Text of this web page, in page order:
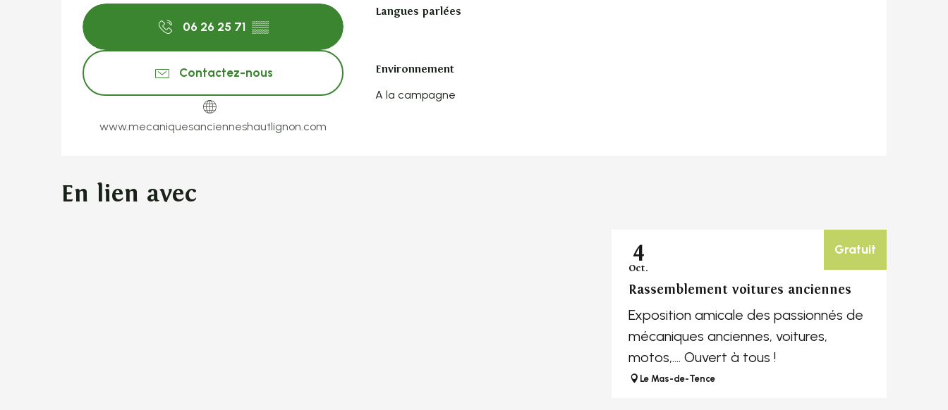
06 26 25 71 ▒▒
Contactez-nous
www.mecaniquesancienneshautlignon.com
Langues parlées
Langues parlées
Environnement
Environnement
A la campagne
En lien avec
Gratuit
4
Oct.
Rassemblement voitures anciennes
Exposition amicale des passionnés de
mécaniques anciennes, voitures,
motos,.... Ouvert à tous !
Le Mas-de-Tence